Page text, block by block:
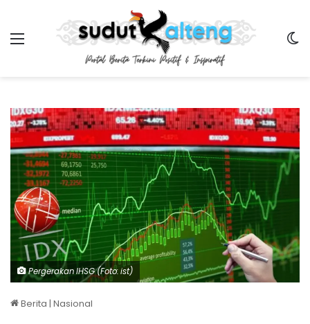
Menu
Pergerakan IHSG (Foto: ist)
Berita | Nasional